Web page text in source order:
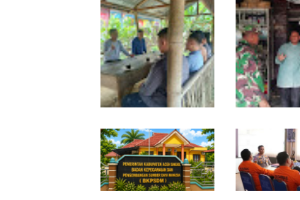
Sambil Ngopi, Plh.
Pasiter Kodim
0118/Subulussalam Beri
Motivasi Pemuda Calon
Peserta Seleksi Komcad
Lewat
Rundeng
dan Harga